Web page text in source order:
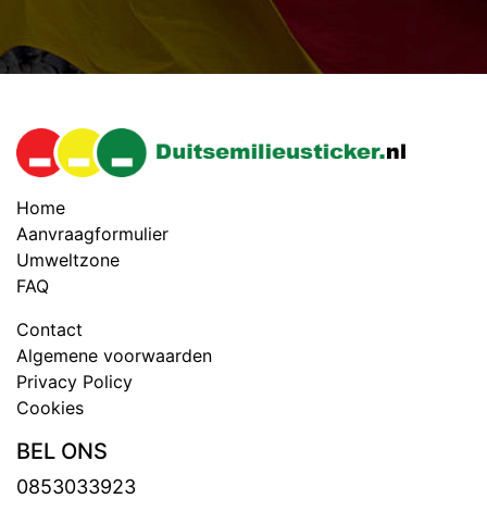
Home
Aanvraagformulier
Umweltzone
FAQ
Contact
Algemene voorwaarden
Privacy Policy
Cookies
BEL ONS
0853033923